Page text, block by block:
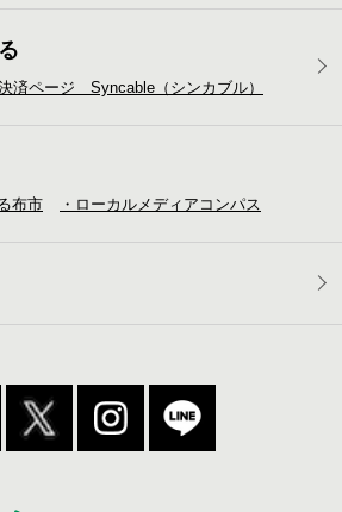
済ページ Syncable（シンカブル）
布市 ・ローカルメディア コンパス